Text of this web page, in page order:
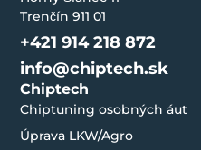
Chiptech
Chiptuning osobných áut
Úprava LKW/Agro
Trenčín 911 01
+421 914 218 872
info@chiptech.sk